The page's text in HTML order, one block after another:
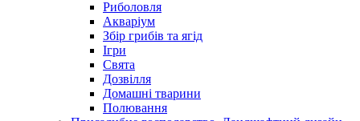
Риболовля
Акваріум
Збір грибів та ягід
Ігри
Свята
Дозвілля
Домашні тварини
Полювання